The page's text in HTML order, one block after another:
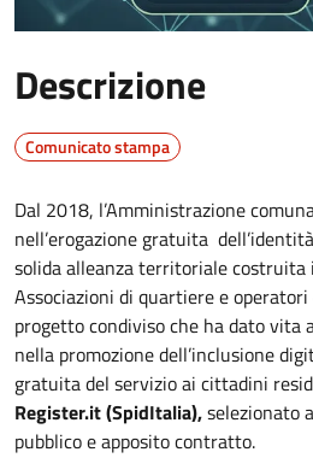
Descrizione
Comunicato stampa
Dal 2018, l’Amministrazione
nell’erogazione gratuita
solida alleanza territoriale costruita
Associazioni di quartiere e
progetto condiviso che ha dato vita
nella promozione dell’inclusione
gratuita del servizio ai cittadini
Register.it (SpidItalia),selezionato
pubblico e apposito contratto.